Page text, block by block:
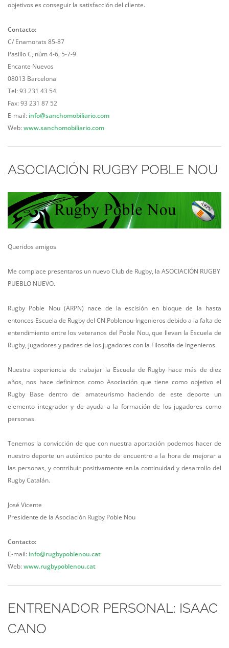
objetivos es conseguir la satisfacción del cliente.
Contacto:
C/ Enamorats 85-87
Pasillo C, núm 4-6, 5-7-9
Encante Nuevos
08013 Barcelona
Tel: 93 231 43 54
Fax: 93 231 87 52
E-mail: info@sanchomobiliario.com
Web:www.sanchomobiliario.com
ASOCIACIÓN RUGBY POBLE NOU
Queridos amigos
Me complace presentaros un nuevo Club de Rugby, la ASOCIACIÓN RUGBY
PUEBLO NUEVO.
Rugby Poble Nou (ARPN) nace de la escisión en bloque de la hasta
entonces Escuela de Rugby del CN.Poblenou-Ingenieros debido a la falta de
entendimiento entre los veteranos del Poble Nou, que llevan la Escuela de
Rugby, jugadores y padres de los jugadores con la Filosofía de Ingenieros.
Nuestra experiencia de trabajar la Escuela de Rugby hace más de diez
años, nos hace definirnos como Asociación que tiene como objetivo el
Rugby Base dentro del amateurismo haciendo de este deporte un
elemento integrador y de ayuda a la formación de los jugadores como
personas.
Tenemos la convicción de que con nuestra aportación podemos hacer de
nuestro deporte un auténtico punto de encuentro a la hora de mejorar a
las personas, y contribuir positivamente en la continuidad y desarrollo del
Rugby Catalán.
José Vicente
Presidente de la Asociación Rugby Poble Nou
Contacto:
E-mail: info@rugbypoblenou.cat
Web:www.rugbypoblenou.cat
ENTRENADOR PERSONAL: ISAAC
CANO